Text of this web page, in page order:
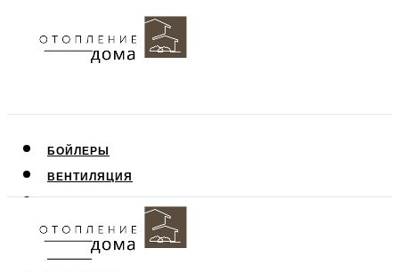
БОЙЛЕРЫ
ВЕНТИЛЯЦИЯ
ПОТОЛОК
СТЕНЫ